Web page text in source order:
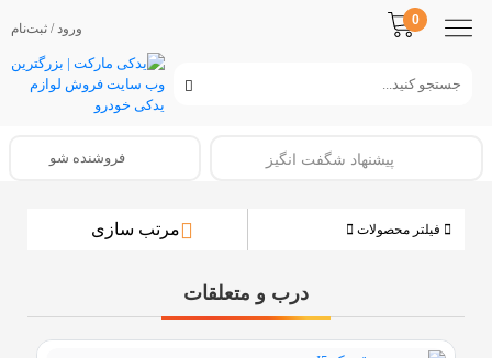
0
ورود / ثبت‌نام
پیشنهاد شگفت انگیز فروشنده شو
فیلتر محصولات مرتب سازی
درب و متعلقات